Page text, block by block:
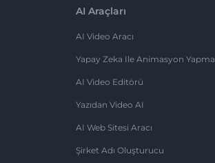
AI Araçları
AI Video Aracı
Yapay Zeka Ile Animasyon Yapma
AI Video Editörü
Yazıdan Video AI
AI Web Sitesi Aracı
Şirket Adı Oluşturucu